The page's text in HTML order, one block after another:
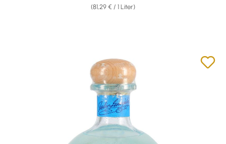
(81,29 € / 1 Liter)